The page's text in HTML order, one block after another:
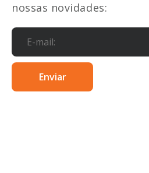
nossas novidades: